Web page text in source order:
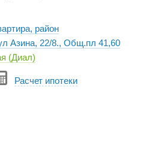
район
Азина, 22/8., Общ.пл 41,60
(Диал)
Расчет ипотеки